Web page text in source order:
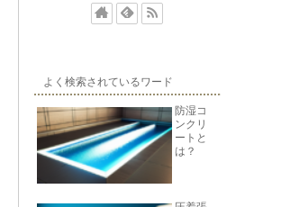
よく検索されているワード
防湿コ
ンクリ
ートと
は？